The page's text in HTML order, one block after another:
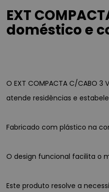
EXT
doméstico e
O EXT COMPACTA C/CABO
atende residências e
Fabricado com plástico na
O design funcional facilita o
Este produto resolve a